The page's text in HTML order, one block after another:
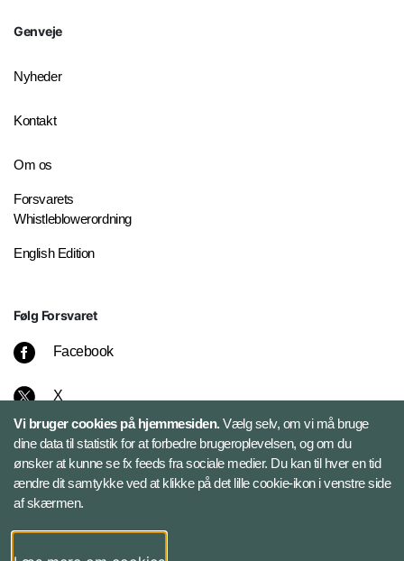
Genveje
Nyheder
Kontakt
Om os
Forsvarets
Whistleblowerordning
English Edition
Følg Forsvaret
Facebook
X
Instagram
Bluesky
LinkedIn
Vi bruger cookies på hjemmesiden.Vælg selv, om vi må bruge
dine data til statistik for at forbedre brugeroplevelsen, og om du
ønsker at kunne se fx feeds fra sociale medier. Du kan til hver en tid
ændre dit samtykke ved at klikke på det lille cookie-ikon i venstre side
af skærmen.